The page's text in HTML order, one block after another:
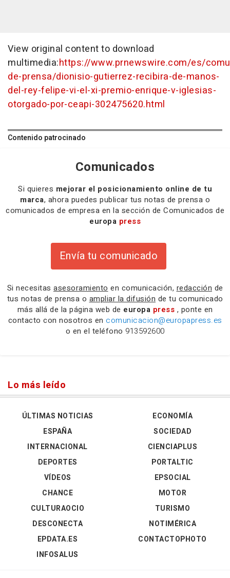
View original content to download
multimedia:https://www.prnewswire.com/es/
de-prensa/dionisio-gutierrez-recibira-de-manos-
del-rey-felipe-vi-el-xi-premio-enrique-v-iglesias-
otorgado-por-ceapi-302475620.html
Contenido patrocinado
Comunicados
Si quieres mejorar el posicionamiento online de tu
marca, ahora puedes publicar tus notas de prensa o
comunicados de empresa en la sección de Comunicados de
europa press
Envía tu comunicado
Si necesitas asesoramiento en comunicación, redacción de
tus notas de prensa o ampliar la difusión de tu comunicado
más allá de la página web de europa press , ponte en
contacto con nosotros en comunicacion@europapress.es
o en el teléfono 913592600
Lo más leído
ÚLTIMAS NOTICIAS
ESPAÑA
INTERNACIONAL
DEPORTES
VÍDEOS
ECONOMÍA
SOCIEDAD
CIENCIAPLUS
PORTALTIC
EPSOCIAL
CHANCE
CULTURAOCIO
DESCONECTA
EPDATA.ES
INFOSALUS
MOTOR
TURISMO
NOTIMÉRICA
CONTACTOPHOTO